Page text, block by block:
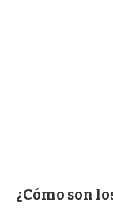
¿Cómo son